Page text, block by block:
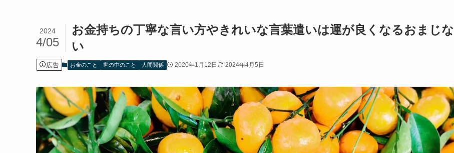
お金持ちの丁寧な言い方やきれいな言葉遣いは運が良くなるおまじな
い
2024
4/05
広告 お金のこと 世の中のこと 人間関係 2020年1月12日 2024年4月5日